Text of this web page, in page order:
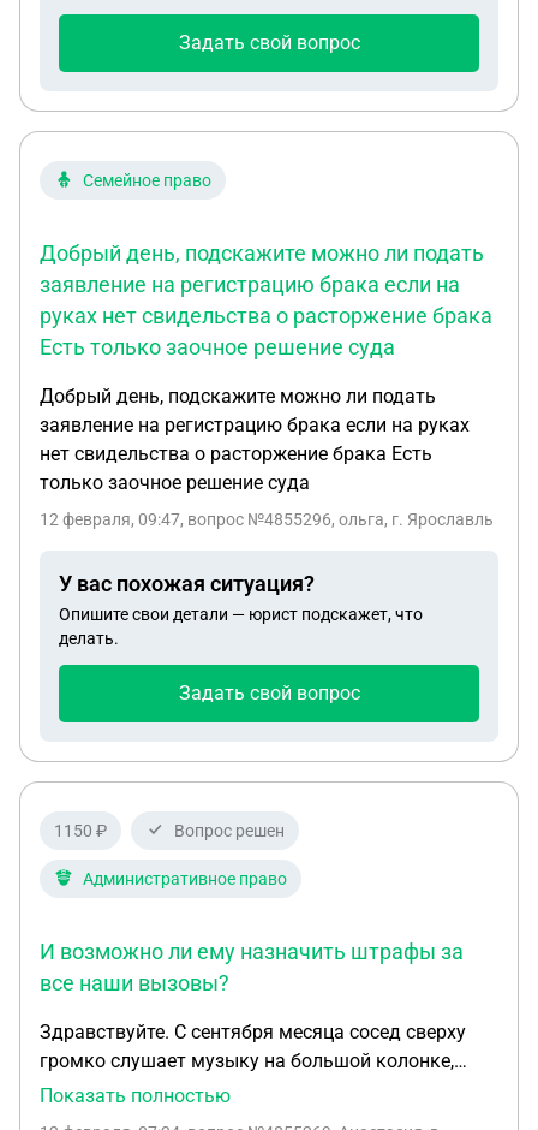
нужно ли в так случае вступать в наследство? И
можно ли вступить только на получение пенсии?
Задать свой вопрос
Семейное право
Добрый день, подскажите можно ли подать
заявление на регистрацию брака если на
руках нет свидельства о расторжение брака
Есть только заочное решение суда
Добрый день, подскажите можно ли подать
заявление на регистрацию брака если на руках
нет свидельства о расторжение брака Есть
только заочное решение суда
12 февраля, 09:47, вопрос №4855296, ольга, г. Ярославль
У вас похожая ситуация?
Опишите свои детали — юрист подскажет, что
делать.
Задать свой вопрос
1150 ₽ Вопрос решен
Административное право
И возможно ли ему назначить штрафы за
все наши вызовы?
Здравствуйте. С сентября месяца сосед сверху
громко слушает музыку на большой колонке,
делает это после 22.00, то есть уже нарушая
Показать полностью